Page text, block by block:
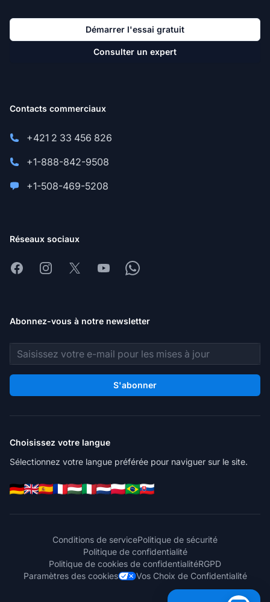
Démarrer l'essai gratuit
Consulter un expert
Contacts commerciaux
+421 2 33 456 826
+1-888-842-9508
+1-508-469-5208
Réseaux sociaux
FacebookInstagram
X YoutubeWhatsapp
Abonnez-vous à notre newsletter
Adresse e-mail
S'abonner
Choisissez votre langue
Sélectionnez votre langue préférée pour naviguer sur le site.
Conditions de servicePolitique de sécurité
Politique de confidentialité
Politique de cookies de confidentialitéRGPD
Paramètres des cookies
Vos Choix de Confidentialité